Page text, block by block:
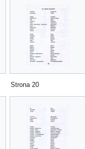
Strona 20